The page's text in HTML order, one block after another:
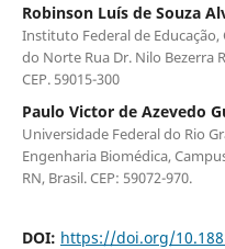
Robinson Luís de Souza
Instituto Federal de Educação,
do Norte Rua Dr. Nilo Bezerra
CEP. 59015-300
Paulo Victor de Azevedo
Universidade Federal do Rio
Engenharia Biomédica,
RN, Brasil. CEP: 59072-970.
DOI: https://doi.org/